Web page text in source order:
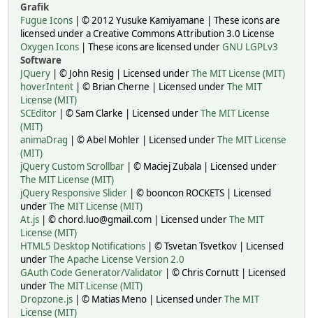
Grafik
Fugue Icons | © 2012 Yusuke Kamiyamane | These icons are
licensed under a Creative Commons Attribution 3.0 License
Oxygen Icons | These icons are licensed underGNU LGPLv3
Software
JQuery | © John Resig | Licensed underThe MIT License (MIT)
hoverIntent | © Brian Cherne | Licensed underThe MIT
License (MIT)
SCEditor | © Sam Clarke | Licensed underThe MIT License
(MIT)
animaDrag | © Abel Mohler | Licensed underThe MIT License
(MIT)
jQuery Custom Scrollbar | © Maciej Zubala | Licensed under
The MIT License (MIT)
jQuery Responsive Slider | © booncon ROCKETS | Licensed
underThe MIT License (MIT)
At.js | © chord.luo@gmail.com | Licensed underThe MIT
License (MIT)
HTML5 Desktop Notifications | © Tsvetan Tsvetkov | Licensed
underThe Apache License Version 2.0
GAuth Code Generator/Validator | © Chris Cornutt | Licensed
underThe MIT License (MIT)
Dropzone.js | © Matias Meno | Licensed underThe MIT
License (MIT)